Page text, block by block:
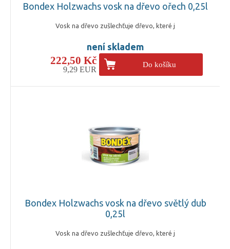
Bondex Holzwachs vosk na dřevo ořech 0,25l
Vosk na dřevo zušlechťuje dřevo, které j
není skladem
222,50 Kč
9,29 EUR
Do košíku
Bondex Holzwachs vosk na dřevo světlý dub
0,25l
Vosk na dřevo zušlechťuje dřevo, které j